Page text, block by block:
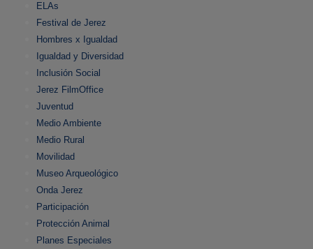
ELAs
Festival de Jerez
Hombres x Igualdad
Igualdad y Diversidad
Inclusión Social
Jerez FilmOffice
Juventud
Medio Ambiente
Medio Rural
Movilidad
Museo Arqueológico
Onda Jerez
Participación
Protección Animal
Planes Especiales